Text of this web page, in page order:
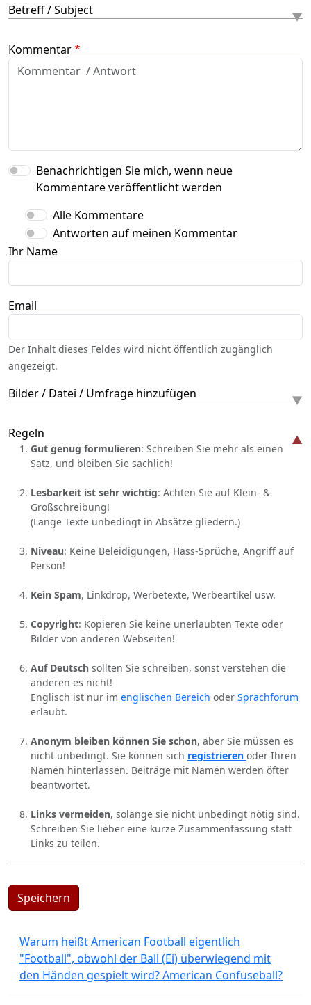
Betreff / Subject
Kommentar
Benachrichtigen Sie mich, wenn neue
Kommentare veröffentlicht werden
Alle Kommentare
Antworten auf meinen Kommentar
Ihr Name
Email
Der Inhalt dieses Feldes wird nicht öffentlich zugänglich
angezeigt.
Bilder / Datei / Umfrage hinzufügen
Regeln
Gut genug formulieren: Schreiben Sie mehr als einen
Satz, und bleiben Sie sachlich!
Lesbarkeit ist sehr wichtig: Achten Sie auf Klein- &
Großschreibung!
(Lange Texte unbedingt in Absätze gliedern.)
Niveau: Keine Beleidigungen, Hass-Sprüche, Angriff auf
Person!
Kein Spam, Linkdrop, Werbetexte, Werbeartikel usw.
Copyright: Kopieren Sie keine unerlaubten Texte oder
Bilder von anderen Webseiten!
Auf Deutsch sollten Sie schreiben, sonst verstehen die
anderen es nicht!
Englisch ist nur im englischen Bereich oder Sprachforum
erlaubt.
Anonym bleiben können Sie schon, aber Sie müssen es
nicht unbedingt. Sie können sich registrieren oder Ihren
Namen hinterlassen. Beiträge mit Namen werden öfter
beantwortet.
Links vermeiden, solange sie nicht unbedingt nötig sind.
Schreiben Sie lieber eine kurze Zusammenfassung statt
Links zu teilen.
Speichern
Warum heißt American Football eigentlich
"Football", obwohl der Ball (Ei) überwiegend mit
den Händen gespielt wird? American Confuseball?